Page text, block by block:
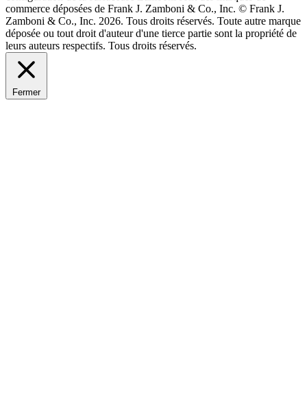
commerce déposées de Frank J. Zamboni & Co., Inc. © Frank J.
Zamboni & Co., Inc. 2026. Tous droits réservés. Toute autre marque
déposée ou tout droit d'auteur d'une tierce partie sont la propriété de
leurs auteurs respectifs. Tous droits réservés.
Fermer